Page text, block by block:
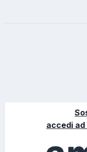
accedi